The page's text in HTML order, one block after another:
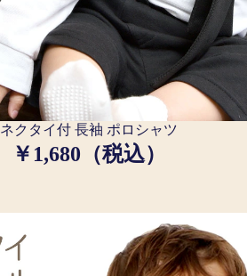
ネクタイ付 長袖 ポロシャツ
￥1,680（税込）